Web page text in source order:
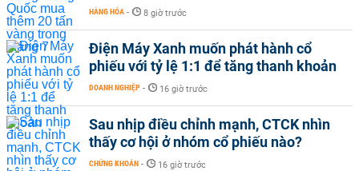
HÀNG HÓA - 8 giờ trước
Điện Máy Xanh muốn phát hành cổ
phiếu với tỷ lệ 1:1 để tăng thanh khoản
DOANH NGHIỆP - 16 giờ trước
Sau nhịp điều chỉnh mạnh, CTCK nhìn
thấy cơ hội ở nhóm cổ phiếu nào?
CHỨNG KHOÁN - 16 giờ trước